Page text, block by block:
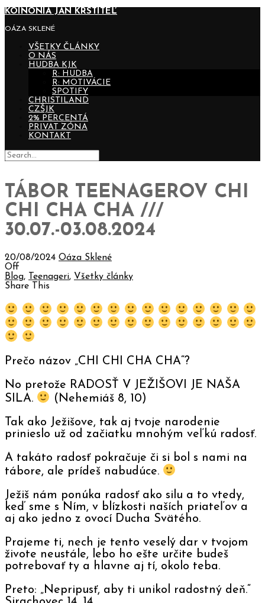
KOINONIA JÁN KRSTITEĽ
OÁZA SKLENÉ
VŠETKY ČLÁNKY
O NÁS
HUDBA KJK
R: HUDBA
R: MOTIVÁCIE
SPOTIFY
CHRISTILAND
CZŠJK
2% PERCENTÁ
PRIVAT ZÓNA
KONTAKT
TÁBOR TEENAGEROV CHI
CHI CHA CHA ///
30.07.-03.08.2024
20/08/2024 Oáza Sklené
Off
Blog, Teenageri, Všetky články
Share This
Prečo názov „CHI CHI CHA CHA“?
No pretože RADOSŤ V JEŽIŠOVI JE NAŠA
SILA.
(Nehemiáš 8, 10)
Tak ako Ježišove, tak aj tvoje narodenie
prinieslo už od začiatku mnohým veľkú radosť.
A takáto radosť pokračuje či si bol s nami na
tábore, ale prídeš nabudúce.
Ježiš nám ponúka radosť ako silu a to vtedy,
keď sme s Ním, v blízkosti naších priateľov a
aj ako jedno z ovocí Ducha Svätého.
Prajeme ti, nech je tento veselý dar v tvojom
živote neustále, lebo ho ešte určite budeš
potrebovať ty a hlavne aj tí, okolo teba.
Preto: „Nepripusť, aby ti unikol radostný deň.“